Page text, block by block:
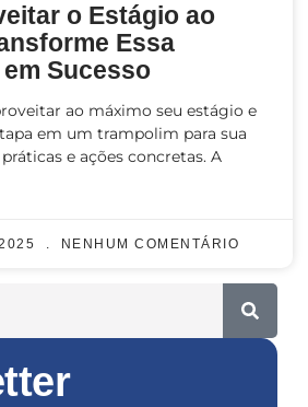
o Estágio ao
Essa
Sucesso
ao máximo seu estágio e
em um trampolim para sua
e ações concretas. A
NENHUM COMENTÁRIO